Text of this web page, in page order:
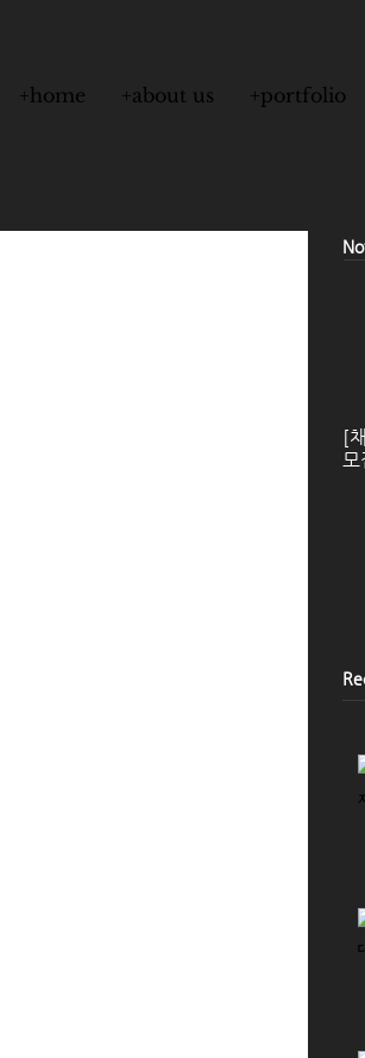
+home +about us +portfolio
[
모